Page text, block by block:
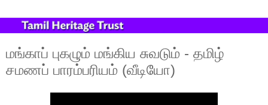
மங்காப் புகழும் மங்கிய சுவடும் - தமிழ்
சமணப் பாரம்பரியம் (வீடியோ)